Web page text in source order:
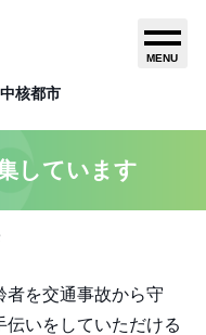
核都市
MENU
しています
者を交通事故から守
伝いをしていただける